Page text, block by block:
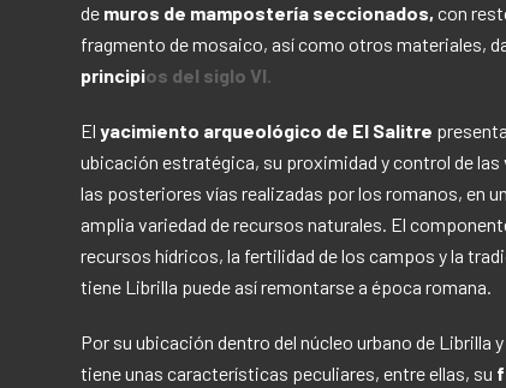
de muros de mampostería seccionados,con
fragmento de mosaico, así como otros materiales,
principios del siglo VI.
Elyacimiento arqueológico de El Salitre
ubicación estratégica, su proximidad y control de
las posteriores vías realizadas por los romanos, en
amplia variedad de recursos naturales. El
recursos hídricos, la fertilidad de los campos y la
tiene Librilla puede así remontarse a época romana.
Por su ubicación dentro del núcleo urbano de Librilla
tiene unas características peculiares, entre ellas, su